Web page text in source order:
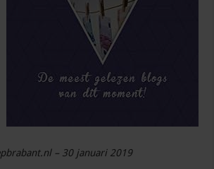
– 30 januari 2019